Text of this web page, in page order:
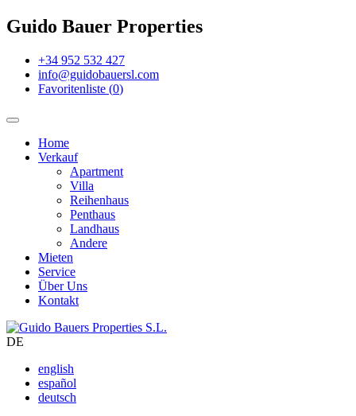
Guido Bauer Properties
+34 952 532 427
info@guidobauersl.com
Favoritenliste (0)
Home
Verkauf
Apartment
Villa
Reihenhaus
Penthaus
Landhaus
Andere
Mieten
Service
Über Uns
Kontakt
DE
english
español
deutsch